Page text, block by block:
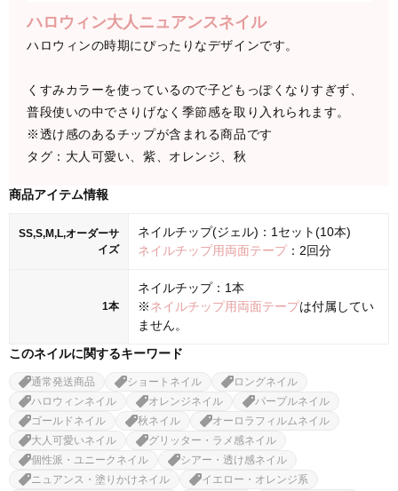
ハロウィン大人ニュアンスネイル
ハロウィンの時期にぴったりなデザインです。
くすみカラーを使っているので子どもっぽくなりすぎず、
普段使いの中でさりげなく季節感を取り入れられます。
※透け感のあるチップが含まれる商品です
タグ：大人可愛い、紫、オレンジ、秋
商品アイテム情報
SS,S,M,L,オーダーサ
イズ
ネイルチップ(ジェル)：1セット(10本)
ネイルチップ用両面テープ：2回分
1本
ネイルチップ：1本
※ネイルチップ用両面テープは付属してい
ません。
このネイルに関するキーワード
通常発送商品 ショートネイル
ロングネイル
ハロウィンネイル
オレンジネイル
パープルネイル
ゴールドネイル
秋ネイル
オーロラフィルムネイル
大人可愛いネイル
グリッター・ラメ感ネイル
個性派・ユニークネイル
シアー・透け感ネイル
ニュアンス・塗りかけネイル
イエロー・オレンジ系